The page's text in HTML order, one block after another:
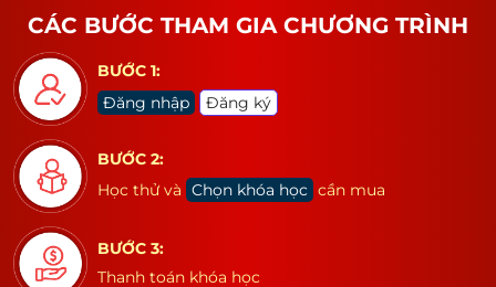
CÁC BƯỚC THAM GIA CHƯƠNG TRÌNH
BƯỚC 1:
Đăng nhập
Đăng ký
BƯỚC 2:
Học thử và Chọn khóa học cần mua
BƯỚC 3:
Thanh toán khóa học